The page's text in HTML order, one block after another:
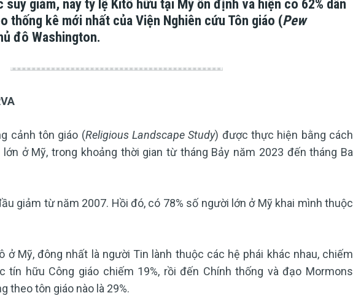
suy giảm, nay tỷ lệ Kitô hữu tại Mỹ ổn định và hiện có 62% dân
thống kê mới nhất của Viện Nghiên cứu Tôn giáo (Pew
đô Washington.
cảnh tôn giáo (Religious Landscape Study) được thực hiện bằng cách
ở Mỹ, trong khoảng thời gian từ tháng Bảy năm 2023 đến tháng Ba
giảm từ năm 2007. Hồi đó, có 78% số người lớn ở Mỹ khai mình thuộc
ở Mỹ, đông nhất là người Tin lành thuộc các hệ phái khác nhau, chiếm
tín hữu Công giáo chiếm 19%, rồi đến Chính thống và đạo Mormons
theo tôn giáo nào là 29%.